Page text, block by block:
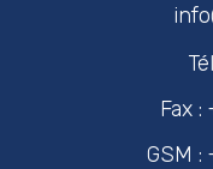
Fax :
GSM :